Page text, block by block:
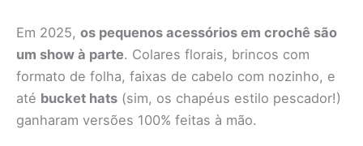
Em 2025, os pequenos acessórios em crochê são
um show à parte. Colares florais, brincos com
formato de folha, faixas de cabelo com nozinho, e
até bucket hats (sim, os chapéus estilo pescador!)
ganharam versões 100% feitas à mão.